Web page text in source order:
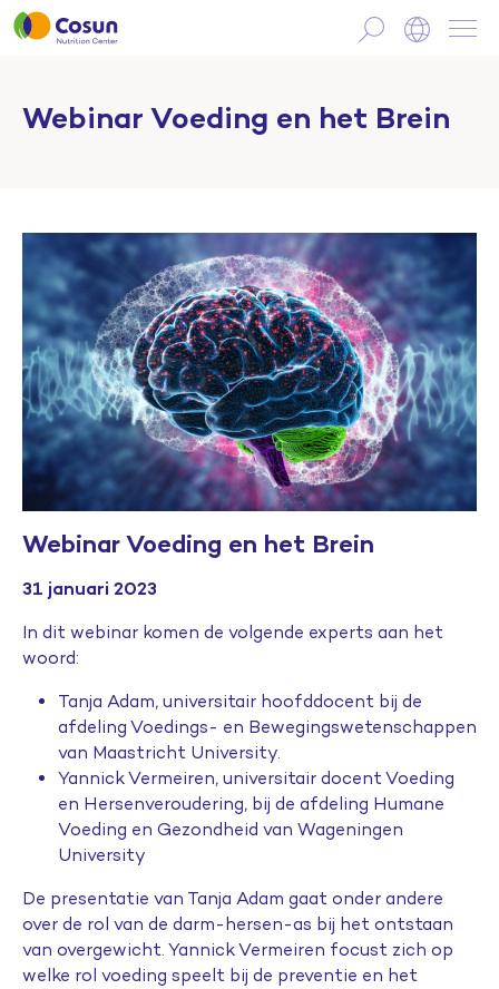
Webinar Voeding en het Brein
Webinar Voeding en het Brein
31 januari 2023
In dit webinar komen de volgende experts aan het
woord:
Tanja Adam, universitair hoofddocent bij de
afdeling Voedings- en Bewegingswetenschappen
van Maastricht University.
Yannick Vermeiren, universitair docent Voeding
en Hersenveroudering, bij de afdeling Humane
Voeding en Gezondheid van Wageningen
University
De presentatie van Tanja Adam gaat onder andere
over de rol van de darm-hersen-as bij het ontstaan
van overgewicht. Yannick Vermeiren focust zich op
welke rol voeding speelt bij de preventie en het